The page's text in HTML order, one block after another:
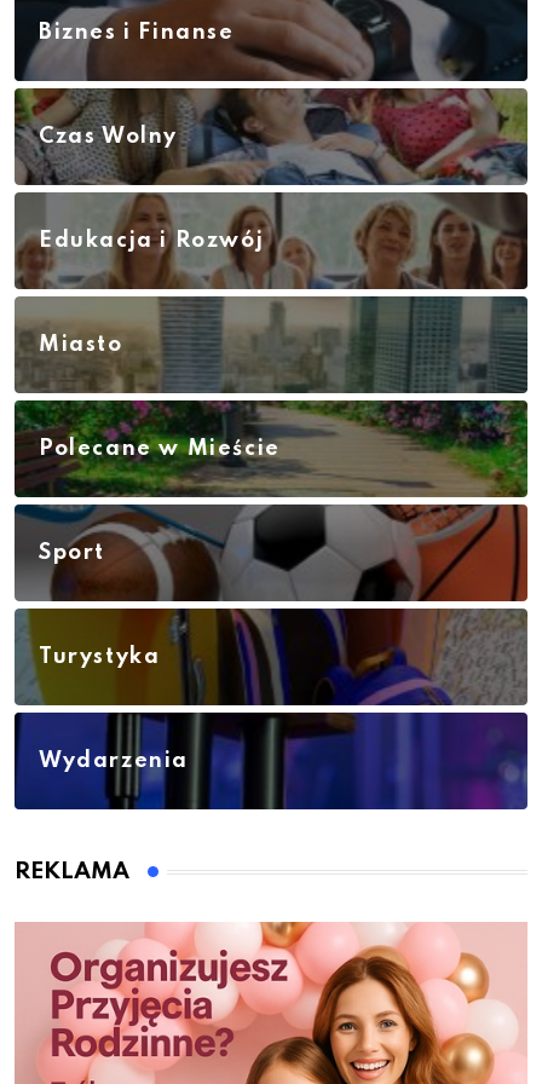
Biznes i Finanse
Czas Wolny
Edukacja i Rozwój
Miasto
Polecane w Mieście
Sport
Turystyka
Wydarzenia
REKLAMA